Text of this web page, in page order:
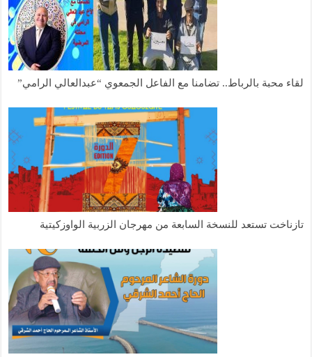
لقاء محبة بالرباط.. تضامنا مع الفاعل الجمعوي “عبدالعالي الرامي”
تازناخت تستعد للنسخة السابعة من مهرجان الزربية الواوزكيتية